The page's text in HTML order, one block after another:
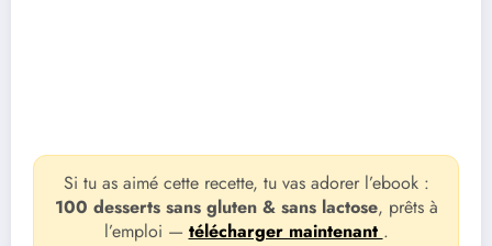
Si tu as aimé cette recette, tu vas adorer l’ebook :
100 desserts sans gluten & sans lactose, prêts à
l’emploi — télécharger maintenant .